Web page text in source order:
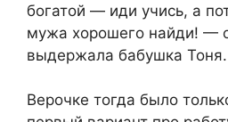
богатой — иди учись, а
мужа хорошего найди! —
выдержала бабушка Тоня.
Верочке тогда было